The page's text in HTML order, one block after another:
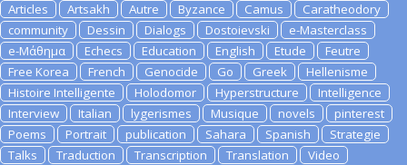
Articles Artsakh Autre Byzance Camus
Caratheodory
community
Dessin Dialogs Dostoievski
e-Masterclass
e-Μάθημα
Echecs Education English Etude
Feutre
Free Korea
French Genocide Go Greek
Hellenisme
Histoire Intelligente
Holodomor Hyperstructure
Intelligence
Interview
Italian lygerismes Musique novels
pinterest
Poems
Portrait publication Sahara Spanish
Strategie
Talks
Traduction Transcription Translation
Video